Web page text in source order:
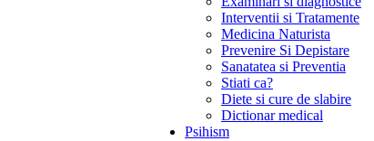
Interventii si Tratamente
Medicina Naturista
Prevenire Si Depistare
Sanatatea si Preventia
Stiati ca?
Diete si cure de slabire
Dictionar medical
Psihism